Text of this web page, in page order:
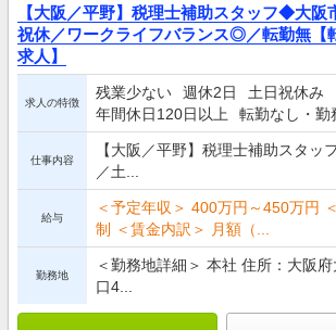
【大阪／平野】税理士補助スタッフ◆大阪
祝休／ワークライフバランス◎／転勤無【
求人】
求人の特徴
残業少ない 週休2日
土日祝休み
年間休日120日以上
転勤なし・勤
仕事内容
【大阪／平野】税理士補助スタ
／土...
給与
＜予定年収＞ 400万円～450万円
制 ＜賃金内訳＞ 月額（...
勤務地
＜勤務地詳細＞ 本社 住所：大阪
口4...